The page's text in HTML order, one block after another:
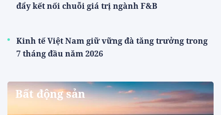
đẩy kết nối chuỗi giá trị ngành F&B
Kinh tế Việt Nam giữ vững đà tăng trưởng trong
7 tháng đầu năm 2026
Bất động sản